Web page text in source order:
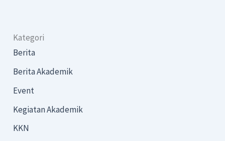
Kategori
Berita
Berita Akademik
Event
Kegiatan Akademik
KKN